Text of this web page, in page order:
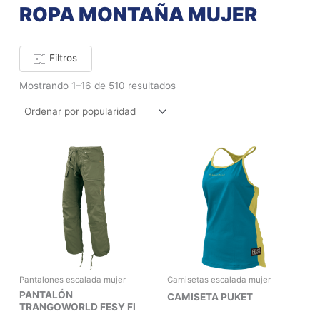
ROPA MONTAÑA MUJER
Filtros
Mostrando 1–16 de 510 resultados
Pantalones escalada mujer
PANTALÓN
TRANGOWORLD FESY FI
Camisetas escalada mujer
CAMISETA PUKET